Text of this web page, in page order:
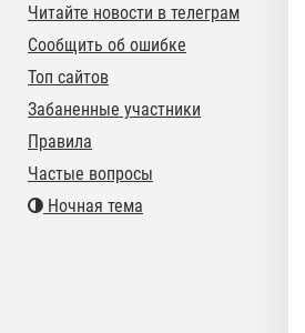
Читайте новости в телеграм
Сообщить об ошибке
Топ сайтов
Забаненные участники
Правила
Частые вопросы
Ночная тема